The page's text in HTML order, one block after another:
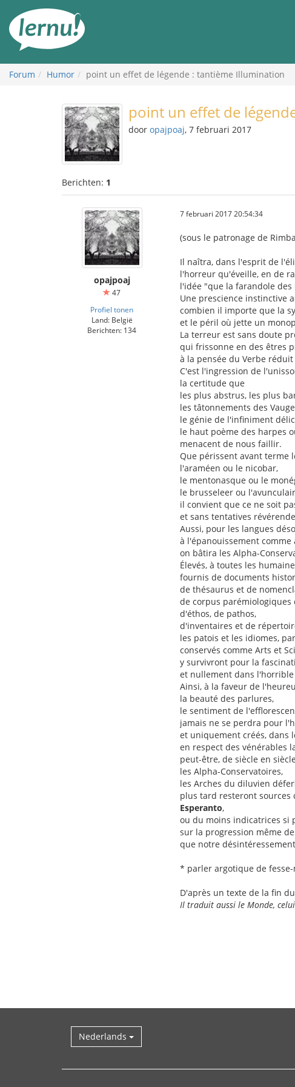
inhoud
Forum Humor point un effet de légende : tantième Illumination
point un effet de
door opajpoaj, 7 februari 2017
Berichten: 1
opajpoaj
47
Profiel tonen
Land: België
Berichten: 134
7 februari 2017 20:54:34
(sous le patronage de
Il naîtra, dans l'esprit de
l'horreur qu'éveille, en de
l'idée "que la farandole des
Une prescience instinctive
combien il importe que la
et le péril où jette un
La terreur est sans doute
qui frissonne en des êtres
à la pensée du Verbe
C'est l'ingression de
la certitude que
les plus abstrus, les plus
les tâtonnements des
le génie de l'infiniment
le haut poème des harpes
menacent de nous faillir.
Que périssent avant terme
l'araméen ou le nicobar,
le mentonasque ou le
le brusseleer ou
il convient que ce ne soit
et sans tentatives
Aussi, pour les langues
à l'épanouissement
on bâtira les Alpha-
Élevés, à toutes les
fournis de documents
de thésaurus et de
de corpus parémiologiques
d'éthos, de pathos,
d'inventaires et de
les patois et les idiomes,
conservés comme Arts et
y survivront pour la
et nullement dans
Ainsi, à la faveur de
la beauté des parlures,
le sentiment de
jamais ne se perdra pour
et uniquement créés, dans
en respect des vénérables
peut-être, de siècle en
les Alpha-Conservatoires,
les Arches du diluvien
plus tard resteront
Esperanto,
ou du moins indicatrices si
sur la progression même
que notre
* parler argotique de
D'après un texte de la fin
Il traduit aussi le Monde,
Nederlands